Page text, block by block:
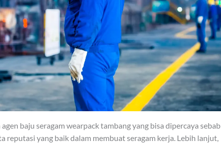
baju seragam wearpack tambang yang bisa dipercaya sebab
reputasi yang baik dalam membuat seragam kerja. Lebih lanjut,